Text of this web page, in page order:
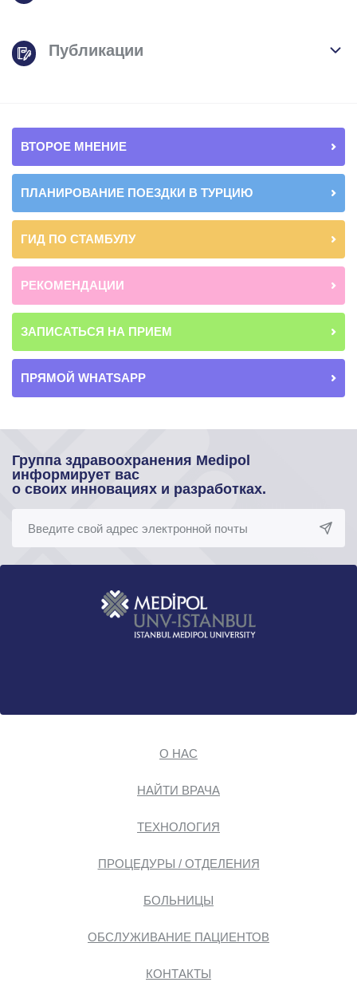
Публикации
ВТОРОЕ МНЕНИЕ
ПЛАНИРОВАНИЕ ПОЕЗДКИ В ТУРЦИЮ
ГИД ПО СТАМБУЛУ
РЕКОМЕНДАЦИИ
ЗАПИСАТЬСЯ НА ПРИЕМ
ПРЯМОЙ WHATSAPP
Группа здравоохранения Medipol
информирует вас
о своих инновациях и разработках.
О НАС
НАЙТИ ВРАЧА
ТЕХНОЛОГИЯ
ПРОЦЕДУРЫ / ОТДЕЛЕНИЯ
БОЛЬНИЦЫ
ОБСЛУЖИВАНИЕ ПАЦИЕНТОВ
КОНТАКТЫ